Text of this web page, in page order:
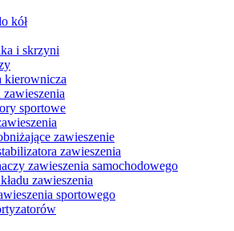
kół
i skrzyni
kierownicza
zawieszenia
sportowe
zawieszenie
zawieszenia
zawieszenia samochodowego
zawieszenia
sportowego